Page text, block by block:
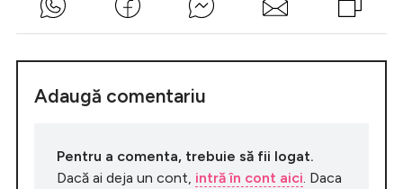
Adaugă comentariu
Pentru a comenta, trebuie să fii logat.
Dacă ai deja un cont, intră în cont aici . Daca